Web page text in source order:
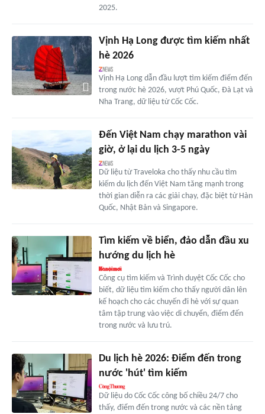
2025.
Vịnh Hạ Long được tìm kiếm nhất
hè 2026
Vịnh Hạ Long dẫn đầu lượt tìm kiếm điểm đến
trong nước hè 2026, vượt Phú Quốc, Đà Lạt và
Nha Trang, dữ liệu từ Cốc Cốc.
Đến Việt Nam chạy marathon vài
giờ, ở lại du lịch 3-5 ngày
Dữ liệu từ Traveloka cho thấy nhu cầu tìm
kiếm du lịch đến Việt Nam tăng mạnh trong
thời gian diễn ra các giải chạy, đặc biệt từ Hàn
Quốc, Nhật Bản và Singapore.
Tìm kiếm về biển, đảo dẫn đầu xu
hướng du lịch hè
Công cụ tìm kiếm và Trình duyệt Cốc Cốc cho
biết, dữ liệu tìm kiếm cho thấy người dân lên
kế hoạch cho các chuyến đi hè với sự quan
tâm tập trung vào việc di chuyển, điểm đến
trong nước và lưu trú.
Du lịch hè 2026: Điểm đến trong
nước 'hút' tìm kiếm
Dữ liệu do Cốc Cốc công bố chiều 24/7 cho
thấy, điểm đến trong nước và các nền tảng